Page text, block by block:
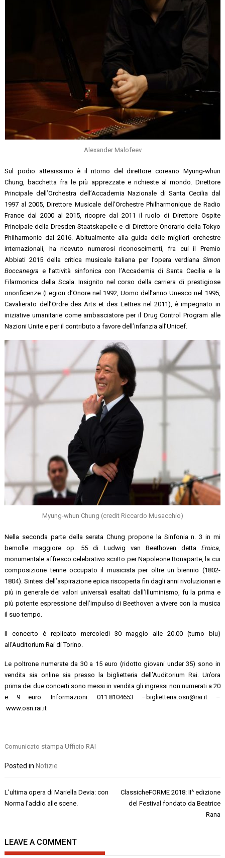
Alexander Malofeev
Sul podio attesissimo è il ritorno del direttore coreano Myung-whun
Chung, bacchetta fra le più apprezzate e richieste al mondo. Direttore
Principale dell’Orchestra dell’Accademia Nazionale di Santa Cecilia dal
1997 al 2005, Direttore Musicale dell’Orchestre Philharmonique de Radio
France dal 2000 al 2015, ricopre dal 2011 il ruolo di Direttore Ospite
Principale della Dresden Staatskapelle e di Direttore Onorario della Tokyo
Philharmonic dal 2016. Abitualmente alla guida delle migliori orchestre
internazionali, ha ricevuto numerosi riconoscimenti, fra cui il Premio
Abbiati 2015 della critica musicale italiana per l’opera verdiana Simon
Boccanegra e l’attività sinfonica con l’Accademia di Santa Cecilia e la
Filarmonica della Scala. Insignito nel corso della carriera di prestigiose
onorificenze (Legion d’Onore nel 1992, Uomo dell’anno Unesco nel 1995,
Cavalierato dell’Ordre des Arts et des Lettres nel 2011), è impegnato in
iniziative umanitarie come ambasciatore per il Drug Control Program alle
Nazioni Unite e per il contributo a favore dell’infanzia all’Unicef.
Myung-whun Chung (credit Riccardo Musacchio)
Nella seconda parte della serata Chung propone la Sinfonia n. 3 in mi
bemolle maggiore op. 55 di Ludwig van Beethoven detta Eroica
monumentale affresco celebrativo scritto per Napoleone Bonaparte, la cui
composizione tenne occupato il musicista per oltre un biennio (1802-
1804). Sintesi dell’aspirazione epica riscoperta fin dagli anni rivoluzionari e
più in generale dei valori universali esaltati dall’Illuminismo, fu la prima e
più potente espressione dell’impulso di Beethoven a vivere con la musica
il suo tempo.
Il concerto è replicato mercoledì 30 maggio alle 20.00 (turno blu)
all’Auditorium Rai di Torino.
Le poltrone numerate da 30 a 15 euro (ridotto giovani under 35) sono in
vendita sia online sia presso la biglietteria dell’Auditorium Rai. Un’ora
prima dei due concerti sono messi in vendita gli ingressi non numerati a 20
e 9 euro. Informazioni: 011.8104653 –biglietteria.osn@rai.it –
www.osn.rai.it
Comunicato stampa Ufficio RAI
Posted in Notizie
Navigazione
articoli
L’ultima opera di Mariella Devia: con
Norma l’addio alle scene.
ClassicheFORME 2018: II^ edizione
del Festival fondato da Beatrice
Rana
LEAVE A COMMENT